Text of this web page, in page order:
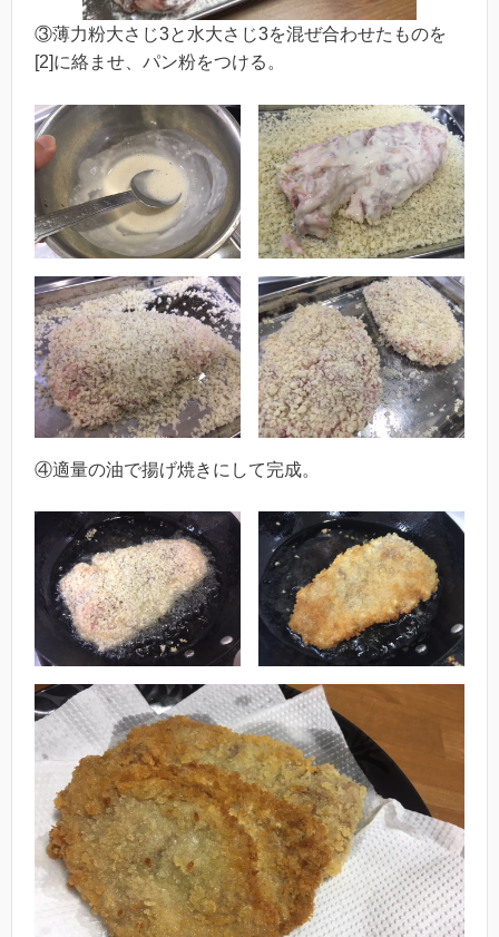
③薄力粉大さじ3と水大さじ3を混ぜ合わせたものを
[2]に絡ませ、パン粉をつける。
④適量の油で揚げ焼きにして完成。